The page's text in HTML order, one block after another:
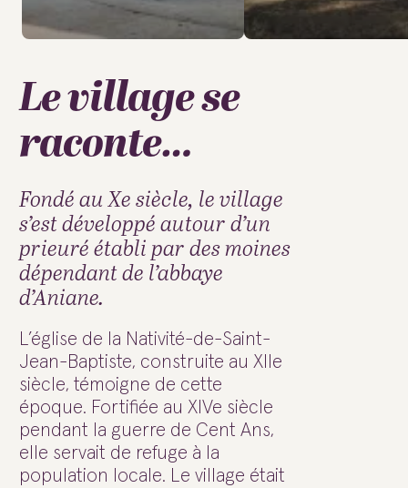
Le village se
raconte…
Fondé au Xe siècle, le village
s’est développé autour d’un
prieuré établi par des moines
dépendant de l’abbaye
d’Aniane.
L’église de la Nativité-de-Saint-
Jean-Baptiste, construite au XIIe
siècle, témoigne de cette
époque. Fortifiée au XIVe siècle
pendant la guerre de Cent Ans,
elle servait de refuge à la
population locale. Le village était